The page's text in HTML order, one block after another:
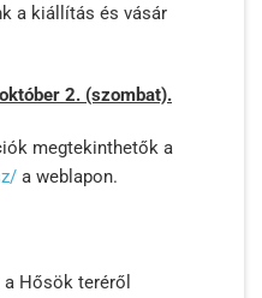
a kiállítás és vásár
2. (szombat).
megtekinthetők a
a weblapon.
Hősök teréről